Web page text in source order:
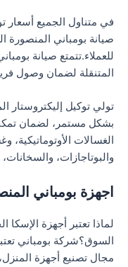
في متناول الجميع أسعار
صيانة بومباني المنصورة
للعملاء.تتمتع صيانة
المتنقلة لضمان وصول
تولي توكيل إليكتروستار
بشكل مستمر، لضمان
الغسالات الأوتوماتيكية،
والبوتاجازات،
اجهزة بومباني
لماذا تعتبر أجهزة الإسكا
السوق؟شركة بومباني
مجال تصنيع أجهزة